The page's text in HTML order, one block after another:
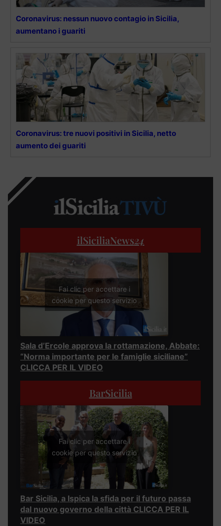
Coronavirus: nessun nuovo contagio in Sicilia,
aumentano i guariti
Coronavirus: tre nuovi positivi in Sicilia, netto
aumento dei guariti
ilSiciliaNews24
Fai clic per accettare i
cookie per questo servizio
Sala d’Ercole approva la rottamazione, Abbate:
“Norma importante per le famiglie siciliane”
CLICCA PER IL VIDEO
BarSicilia
Fai clic per accettare i
cookie per questo servizio
Bar Sicilia, a Ispica la sfida per il futuro passa
dal nuovo governo della città CLICCA PER IL
VIDEO